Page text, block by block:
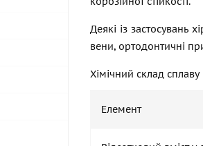
Деякі із застосувань
вени, ортодонтичні
Хімічний склад
Елемент